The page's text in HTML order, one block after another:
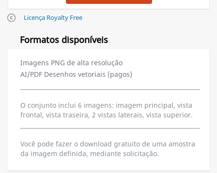
Licença Royalty Free
Formatos disponíveis
Imagens PNG de alta resolução
AI/PDF Desenhos vetoriais (pagos)
O conjunto inclui 6 imagens: imagem principal, vista
frontal, vista traseira, 2 vistas laterais, vista superior.
Você pode fazer o download gratuito de uma amostra
da imagem definida, mediante solicitação.